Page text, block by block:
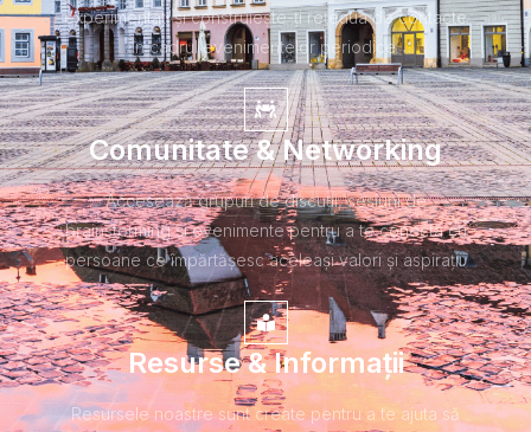
experimentați și construiește-ți rețeaua de contacte
în cadrul evenimentelor periodice.
Comunitate & Networking
Accesează grupuri de discuții, sesiuni de
brainstorming și evenimente pentru a te conecta cu
persoane ce împărtășesc aceleași valori și aspirații.
Resurse & Informații
Resursele noastre sunt create pentru a te ajuta să